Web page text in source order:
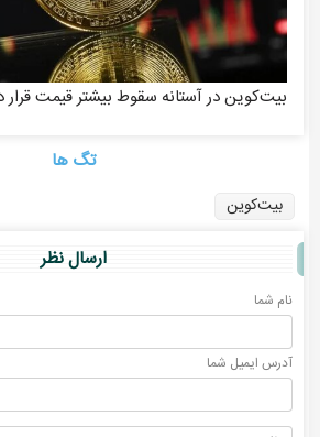
بیت‌کوین در آستانه سقوط بیشتر قیمت قرار
تگ ها
بیت‌کوین
ارسال نظر
نام شما
آدرس ايميل شما